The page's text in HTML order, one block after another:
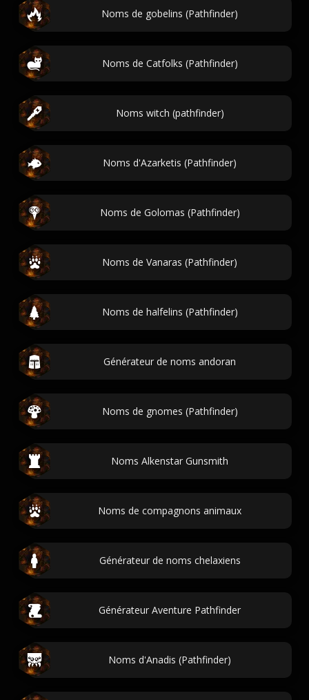
Noms de gobelins (Pathfinder)
Noms de Catfolks (Pathfinder)
Noms witch (pathfinder)
Noms d'Azarketis (Pathfinder)
Noms de Golomas (Pathfinder)
Noms de Vanaras (Pathfinder)
Noms de halfelins (Pathfinder)
Générateur de noms andoran
Noms de gnomes (Pathfinder)
Noms Alkenstar Gunsmith
Noms de compagnons animaux
Générateur de noms chelaxiens
Générateur Aventure Pathfinder
Noms d'Anadis (Pathfinder)